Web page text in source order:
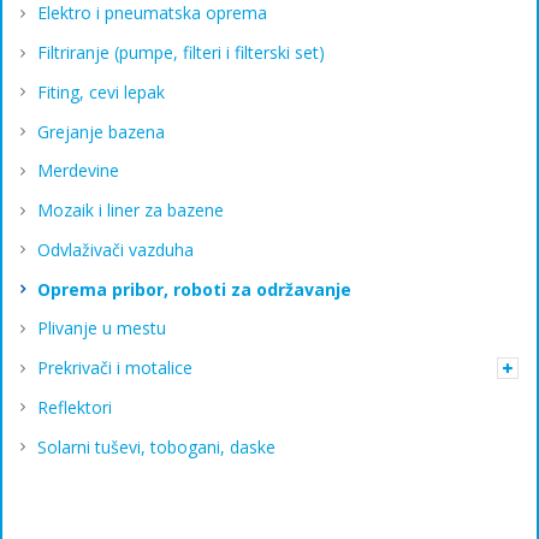
Elektro i pneumatska oprema
Filtriranje (pumpe, filteri i filterski set)
Fiting, cevi lepak
Grejanje bazena
Merdevine
Mozaik i liner za bazene
Odvlaživači vazduha
Oprema pribor, roboti za održavanje
Plivanje u mestu
Prekrivači i motalice
Reflektori
Solarni tuševi, tobogani, daske